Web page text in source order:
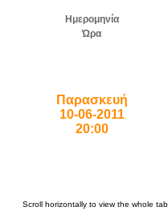
Ημερομηνία
Ώρα
Παρασκευή
10-06-2011
20:00